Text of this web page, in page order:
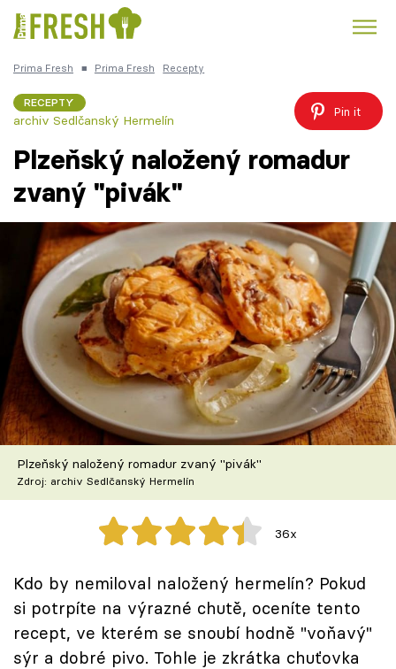
Česká kuchyně Čokoláda
Témata
Recepty
Články
TV Program
Škola vaření
Recepty z TV
Speciál: Cuketa
Těhotnej kuchař
Sledujte prima+
Přihlášení
Prima Fresh ■ Prima Fresh Recepty
RECEPTY
archiv Sedlčanský Hermelín
Pin it
Plzeňský naložený romadur
zvaný "pivák"
Plzeňský naložený romadur zvaný "pivák"
Zdroj: archiv Sedlčanský Hermelín
36x
Kdo by nemiloval naložený hermelín? Pokud
si potrpíte na výrazné chutě, oceníte tento
recept, ve kterém se snoubí hodně "voňavý"
sýr a dobré pivo. Tohle je zkrátka chuťovka